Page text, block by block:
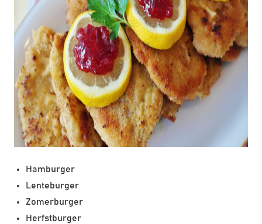
Hamburger
Lenteburger
Zomerburger
Herfstburger